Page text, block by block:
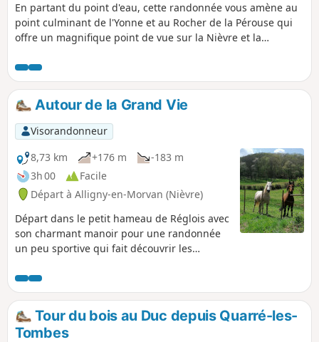
En partant du point d'eau, cette randonnée vous amène au
point culminant de l'Yonne et au Rocher de la Pérouse qui
offre un magnifique point de vue sur la Nièvre et la
Autour de la Grand Vie
Visorandonneur
8,73 km
+176 m
-183 m
3h 00
Facile
Départ à Alligny-en-Morvan (Nièvre)
Départ dans le petit hameau de Réglois avec
son charmant manoir pour une randonnée
un peu sportive qui fait découvrir les
forêts et les petits ruisseaux.
Tour du bois au Duc depuis Quarré-les-
Tombes